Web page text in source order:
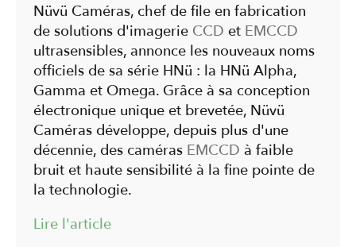
Nüvü Caméras, chef de file en fabrication
de solutions d'imagerie CCD et EMCCD
ultrasensibles, annonce les nouveaux noms
officiels de sa série HNü : la HNü Alpha,
Gamma et Omega. Grâce à sa conception
électronique unique et brevetée, Nüvü
Caméras développe, depuis plus d'une
décennie, des caméras EMCCD à faible
bruit et haute sensibilité à la fine pointe de
la technologie.
Lire l'article